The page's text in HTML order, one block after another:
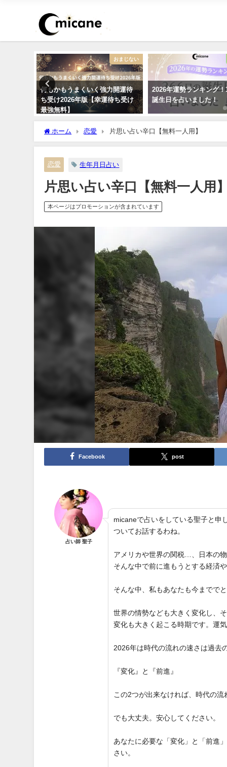
おまじない
何もかもうまくいく強力開運待
ち受け2026年版【幸運待ち受け
最強無料】
2026年運勢ランキング！
誕生日を占いました！
ホーム 恋愛 片思い占い辛口【無料一人用】
恋愛 生年月日占い
片思い占い辛口【無料一人用
本ページはプロモーションが含まれています
Facebook post
占い師 聖子
micaneで占いをしている聖子と申
ついてお話するわね。
アメリカや世界の関税…、日本の
そんな中で前に進もうとする経済
そんな中、私もあなたも今までで
世界の情勢なども大きく変化し、
変化も大きく起こる時期です。運
2026年は時代の流れの速さは過去
『変化』と『前進』
この2つが出来なければ、時代の
でも大丈夫。安心してください。
あなたに必要な「変化」と「前進
さい。